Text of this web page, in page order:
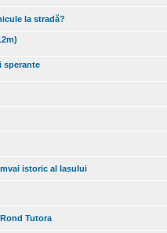
la stradă?
sperante
istoric al Iasului
Tutora